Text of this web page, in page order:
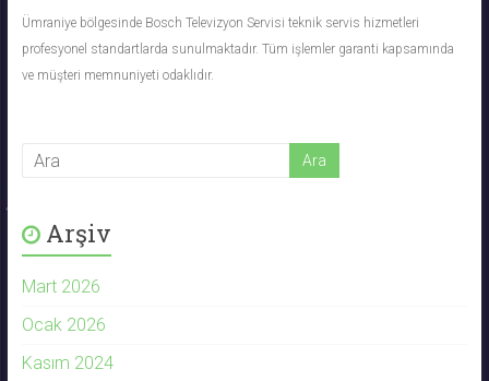
Ümraniye bölgesinde Bosch Televizyon Servisi teknik servis hizmetleri
profesyonel standartlarda sunulmaktadır. Tüm işlemler garanti kapsamında
ve müşteri memnuniyeti odaklıdır.
Arşiv
Mart 2026
Ocak 2026
Kasım 2024